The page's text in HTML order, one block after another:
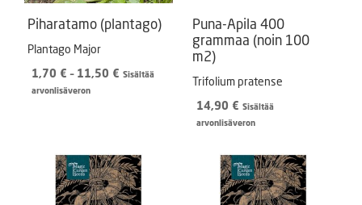
Piharatamo (plantago)
Plantago Major
1,70 € – 11,50 € Hintaluokka:
Sisältää
arvonlisäveron
Puna-Apila 400
grammaa (noin 100
m2)
Trifolium pratense
14,90 € Sisältää
arvonlisäveron